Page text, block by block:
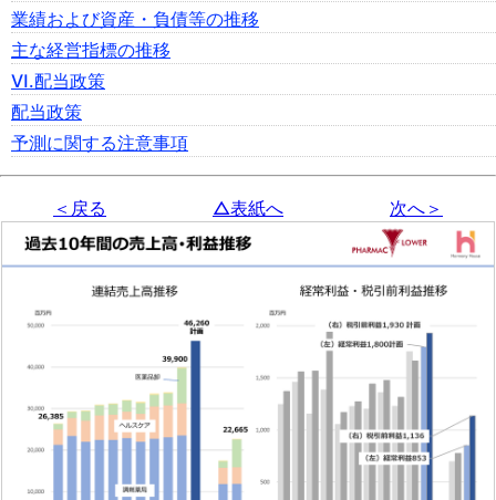
業績および資産・負債等の推移
主な経営指標の推移
Ⅵ.配当政策
配当政策
予測に関する注意事項
＜戻る △表紙へ 次へ＞